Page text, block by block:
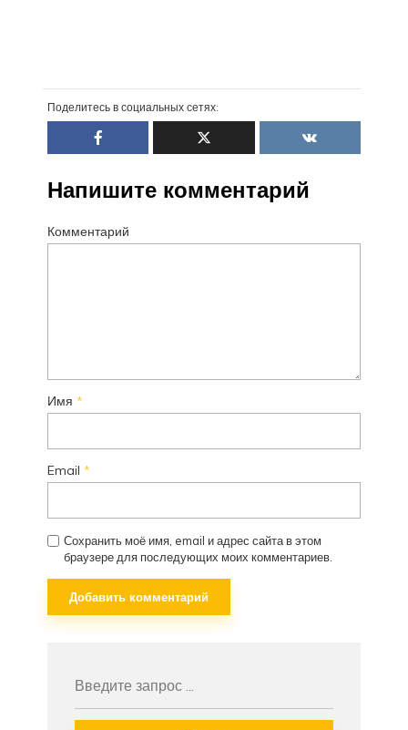
Поделитесь в социальных сетях:
Напишите комментарий
Комментарий
Имя *
Email *
Сохранить моё имя, email и адрес сайта в этом
браузере для последующих моих комментариев.